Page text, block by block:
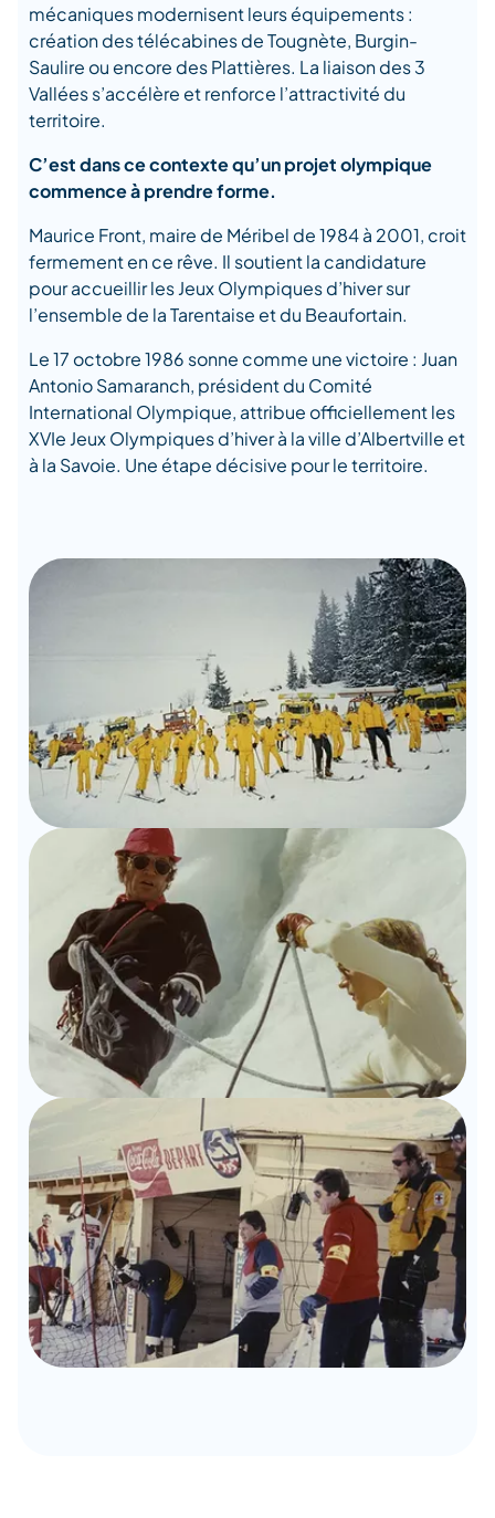
mécaniques modernisent leurs équipements :
création des télécabines de Tougnète, Burgin-
Saulire ou encore des Plattières. La liaison des 3
Vallées s’accélère et renforce l’attractivité du
territoire.
C’est dans ce contexte qu’un projet olympique
commence à prendre forme.
Maurice Front, maire de Méribel de 1984 à 2001, croit
fermement en ce rêve. Il soutient la candidature
pour accueillir les Jeux Olympiques d’hiver sur
l’ensemble de la Tarentaise et du Beaufortain.
Le 17 octobre 1986 sonne comme une victoire : Juan
Antonio Samaranch, président du Comité
International Olympique, attribue officiellement les
XVIe Jeux Olympiques d’hiver à la ville d’Albertville et
à la Savoie. Une étape décisive pour le territoire.